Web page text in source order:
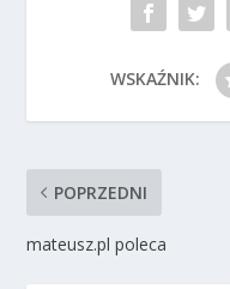
WSKAŹNIK:
POPRZEDNI
mateusz.pl poleca